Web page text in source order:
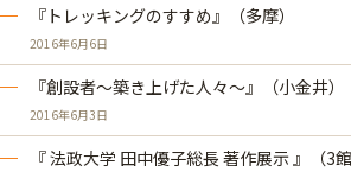
『トレッキングのすすめ』（多摩）
2016年6月6日
『創設者～築き上げた人々～』（小金井）
2016年6月3日
『 法政大学 田中優子総長 著作展示 』（3館